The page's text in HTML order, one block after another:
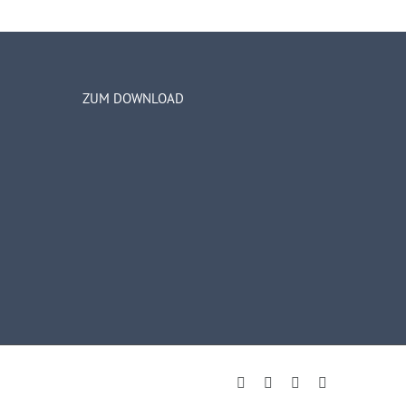
ZUM DOWNLOAD
FacebookInstagram